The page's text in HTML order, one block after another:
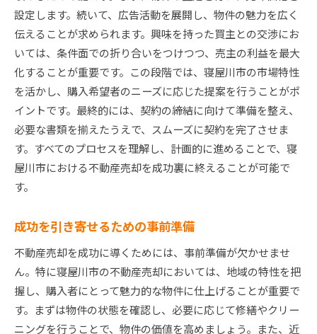
売却時期の見極め方
買い手のニーズを理解する
寝屋川市で高値を狙う不動産売却の戦略
高値売却を実現するための交渉術
寝屋川市のプレミアム住宅市場を活用
資産価値を高めるためのリノベーション
買い手の注目を集めるプレゼンテーション
競争力強化のためのデジタルマーケティング
法
魅力的な地域資源の活用法
寝屋川市のライフスタイルを宣伝
地域の教育と交通アクセスをPR
売却に繋がる地域イベント活用
設定します。続いて、広告活動を展開し、物件の魅力を広く
伝えることが求められます。興味を持った買主との交渉にお
いては、条件面での折り合いをつけつつ、売主の利益を最大
化することが重要です。この段階では、寝屋川市の市場特性
を活かし、購入希望者のニーズに応じた提案を行うことがポ
イントです。最終的には、契約の締結に向けて準備を整え、
必要な書類を揃えたうえで、スムーズに契約を完了させま
す。すべてのプロセスを理解し、計画的に進めることで、寝
屋川市における不動産売却を成功裏に終えることが可能で
す。
成功を引き寄せるための事前準備
不動産売却を成功に導くためには、事前準備が欠かせませ
ん。特に寝屋川市の不動産売却においては、地域の特性を把
握し、購入者にとって魅力的な物件に仕上げることが重要で
す。まずは物件の状態を確認し、必要に応じて修繕やクリー
ニングを行うことで、物件の価値を高めましょう。また、近